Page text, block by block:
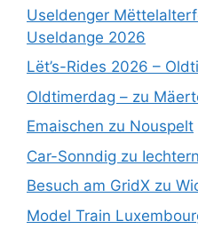
Useldenger
Useldange 2026
Lët’s-Rides 2026 –
Oldtimerdag – zu
Emaischen zu Nouspelt
Car-Sonndig zu
Besuch am GridX zu
Model Train